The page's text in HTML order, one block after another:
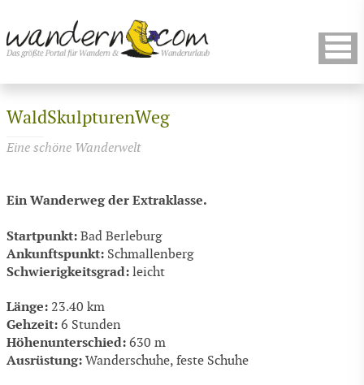
WaldSkulpturenWeg
Eine schöne Wanderwelt
Ein Wanderweg der Extraklasse.
Startpunkt: Bad Berleburg
Ankunftspunkt: Schmallenberg
Schwierigkeitsgrad: leicht
Länge: 23.40 km
Gehzeit: 6 Stunden
Höhenunterschied: 630 m
Ausrüstung: Wanderschuhe, feste Schuhe